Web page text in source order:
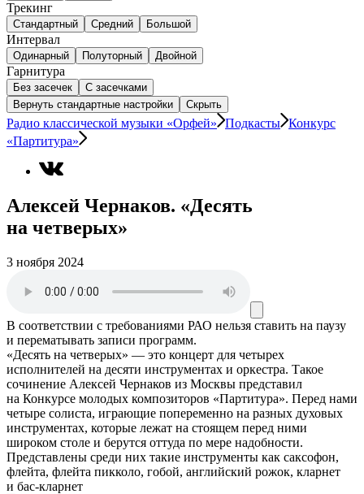
Трекинг
Стандартный Средний Большой
Интервал
Одинарный Полуторный Двойной
Гарнитура
Без засечек
С засечками
Вернуть стандартные настройки
Скрыть
Радио классической музыки «Орфей» Подкасты Конкурс
«Партитура»
Алексей Чернаков. «Десять
на четверых»
3 ноября 2024
В соответствии с требованиями РАО нельзя ставить на паузу
и перематывать записи программ.
«Десять на четверых» — это концерт для четырех
исполнителей на десяти инструментах и оркестра. Такое
сочинение Алексей Чернаков из Москвы представил
на Конкурсе молодых композиторов «Партитура». Перед нами
четыре солиста, играющие попеременно на разных духовых
инструментах, которые лежат на стоящем перед ними
широком столе и берутся оттуда по мере надобности.
Представлены среди них такие инструменты как саксофон,
флейта, флейта пикколо, гобой, английский рожок, кларнет
и бас-кларнет